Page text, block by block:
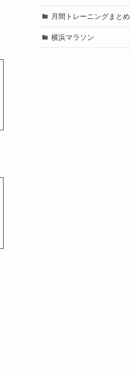
月間トレーニングまとめ
横浜マラソン